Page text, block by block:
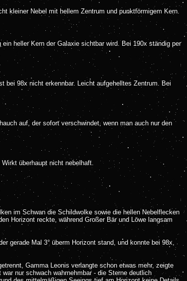
kleiner Nebel mit hellem Zentrum und punktförmigem Kern.
heller Kern der Galaxie sichtbar wird. Bei 190x ständig per
bei 98x nicht erkennbar. Leicht aufgehelltes Zentrum. Bei
auf, der sofort verschwindet, wenn man auch nur den
überhaupt nicht nebelhaft.
im Schwan die Schildwolke sowie die hellen Nebelflecken
Horizont reckte, während Großer Bär und Löwe langsam
gerade Mal 3° überm Horizont stand, und konnte bei 98x,
Gamma Leonis verlangte schon etwas mehr, zeigte
nur schwach wahrnehmbar - die Sterne deutlich